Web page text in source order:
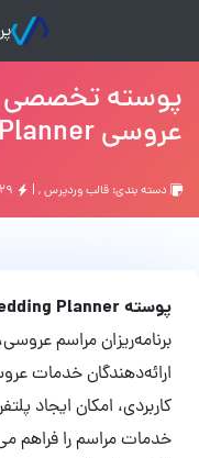
پوسته تخصصی
عروسی Wedding Planner نسخه 6.9
دسته بندی: قالب وردپرس, |
پوسته Wedding Planner
برنامه‌ریزان مراسم
ارائه‌دهندگان خدمات
کاربردی، امکان ایجاد
خدمات مراسم را فراهم